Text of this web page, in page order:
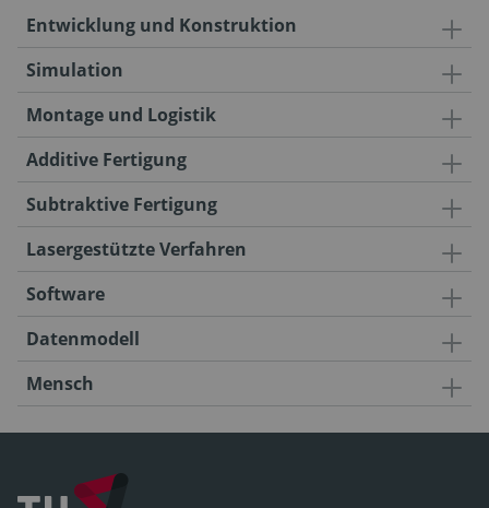
Entwicklung und Konstruktion
Simulation
Montage und Logistik
Additive Fertigung
Subtraktive Fertigung
Lasergestützte Verfahren
Software
Datenmodell
Mensch